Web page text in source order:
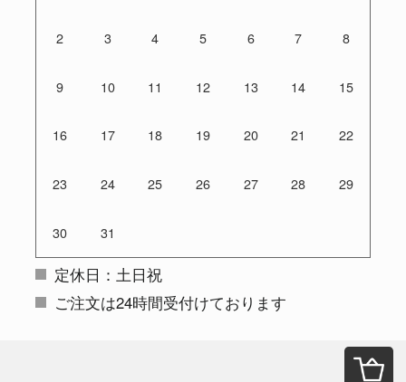
2 3 4 5 6 7 8
9 10 11 12 13 14 15
16 17 18 19 20 21 22
23 24 25 26 27 28 29
30 31
定休日：土日祝
ご注文は24時間受付けております